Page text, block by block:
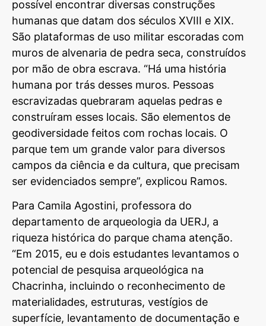
possível encontrar diversas construções
humanas que datam dos séculos XVIII e XIX.
São plataformas de uso militar escoradas com
muros de alvenaria de pedra seca, construídos
por mão de obra escrava. “Há uma história
humana por trás desses muros. Pessoas
escravizadas quebraram aquelas pedras e
construíram esses locais. São elementos de
geodiversidade feitos com rochas locais. O
parque tem um grande valor para diversos
campos da ciência e da cultura, que precisam
ser evidenciados sempre”, explicou Ramos.
Para Camila Agostini, professora do
departamento de arqueologia da UERJ, a
riqueza histórica do parque chama atenção.
“Em 2015, eu e dois estudantes levantamos o
potencial de pesquisa arqueológica na
Chacrinha, incluindo o reconhecimento de
materialidades, estruturas, vestígios de
superfície, levantamento de documentação e